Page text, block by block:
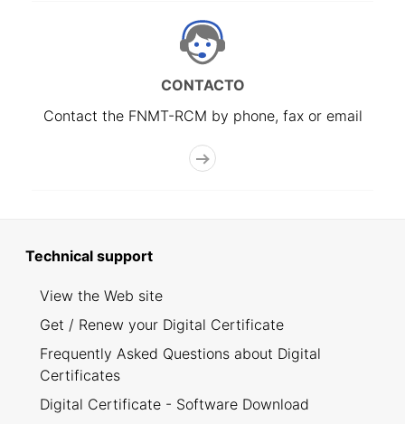
CONTACTO
Contact the FNMT-RCM by phone, fax or email
Technical support
View the Web site
Get / Renew your Digital Certificate
Frequently Asked Questions about Digital
Certificates
Digital Certificate - Software Download